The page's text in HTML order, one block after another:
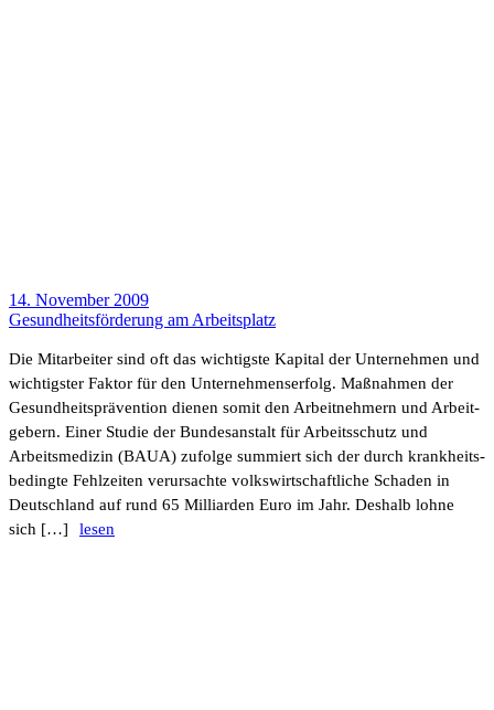
14. November 2009
Gesund­heits­för­de­rung am Arbeits­platz
Die Mitar­beiter sind oft das wich­tigste Kapital der Unter­nehmen und
wich­tigster Faktor für den Unter­neh­mens­er­folg. Maßnahmen der
Gesund­heits­prä­ven­tion dienen somit den Arbeit­neh­mern und Arbeit­
ge­bern. Einer Studie der Bundes­an­stalt für Arbeits­schutz und
Arbeits­me­dizin (BAUA) zufolge summiert sich der durch krank­heits­
be­dingte Fehl­zeiten verur­sachte volks­wirt­schaft­liche Schaden in
Deutsch­land auf rund 65 Milli­arden Euro im Jahr. Deshalb lohne
sich […]
lesen